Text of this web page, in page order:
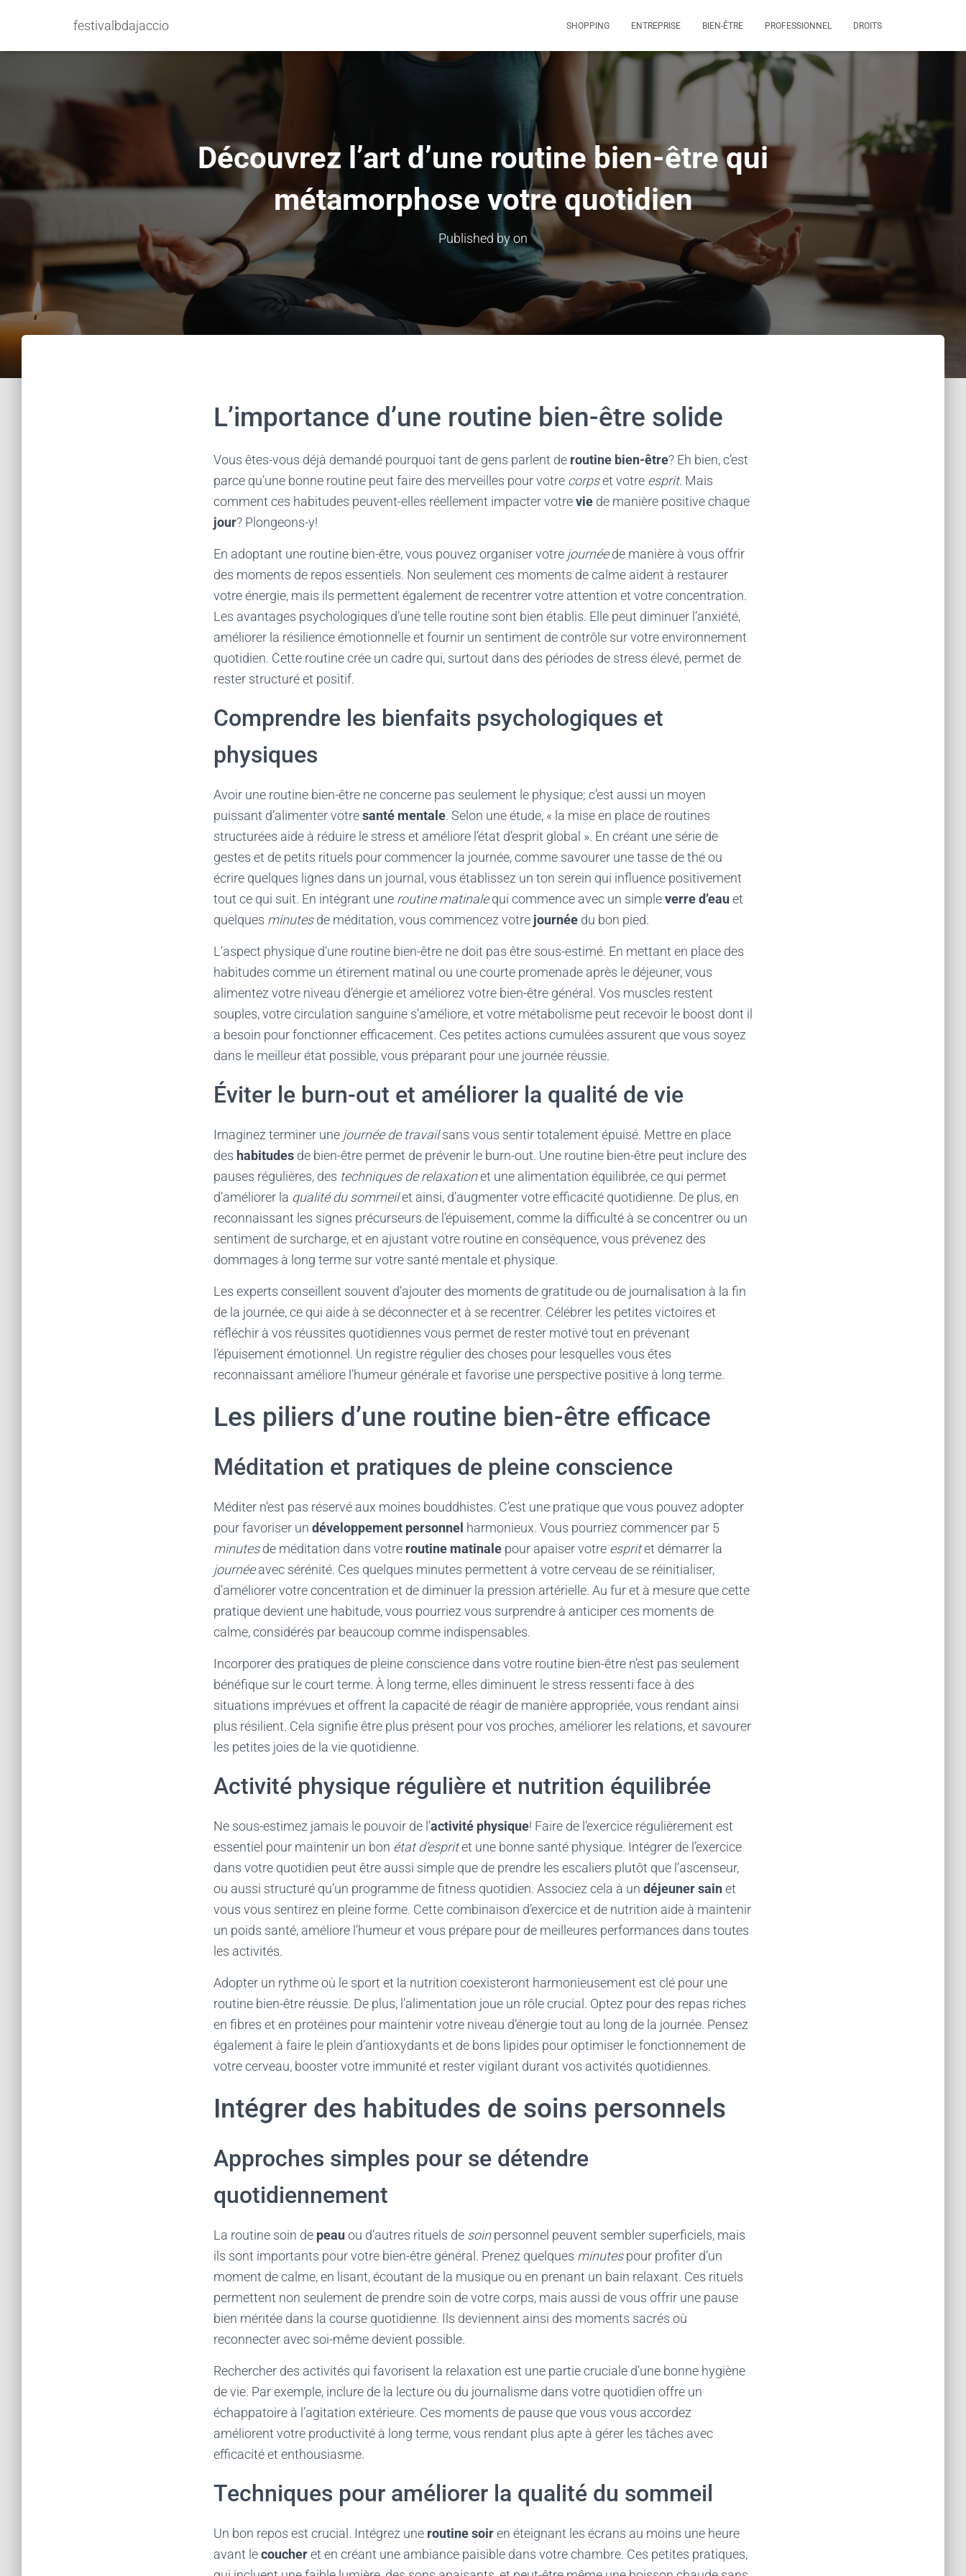
festivalbdajaccio SHOPPING ENTREPRISE BIEN-ÊTRE PROFESSIONNEL DROITS
Découvrez l’art d’une routine bien-être qui
métamorphose votre quotidien
Published byon
L’importance d’une routine bien-être solide
Vous êtes-vous déjà demandé pourquoi tant de gens parlent de routine bien-être? Eh bien, c’est
parce qu’une bonne routine peut faire des merveilles pour votre corpset votre esprit. Mais
comment ces habitudes peuvent-elles réellement impacter votrevie de manière positive chaque
jour? Plongeons-y!
En adoptant une routine bien-être, vous pouvez organiser votre journéede manière à vous offrir
des moments de repos essentiels. Non seulement ces moments de calme aident à restaurer
votre énergie, mais ils permettent également de recentrer votre attention et votre concentration.
Les avantages psychologiques d’une telle routine sont bien établis. Elle peut diminuer l’anxiété,
améliorer la résilience émotionnelle et fournir un sentiment de contrôle sur votre environnement
quotidien. Cette routine crée un cadre qui, surtout dans des périodes de stress élevé, permet de
rester structuré et positif.
Comprendre les bienfaits psychologiques et
physiques
Avoir une routine bien-être ne concerne pas seulement le physique; c’est aussi un moyen
puissant d’alimenter votresanté mentale. Selon une étude, « la mise en place de routines
structurées aide à réduire le stress et améliore l’état d’esprit global ». En créant une série de
gestes et de petits rituels pour commencer la journée, comme savourer une tasse de thé ou
écrire quelques lignes dans un journal, vous établissez un ton serein qui influence positivement
tout ce qui suit. En intégrant une routine matinalequi commence avec un simpleverre d’eauet
quelques minutesde méditation, vous commencez votre journée du bon pied.
L’aspect physique d’une routine bien-être ne doit pas être sous-estimé. En mettant en place des
habitudes comme un étirement matinal ou une courte promenade après le déjeuner, vous
alimentez votre niveau d’énergie et améliorez votre bien-être général. Vos muscles restent
souples, votre circulation sanguine s’améliore, et votre métabolisme peut recevoir le boost dont il
a besoin pour fonctionner efficacement. Ces petites actions cumulées assurent que vous soyez
dans le meilleur état possible, vous préparant pour une journée réussie.
Éviter le burn-out et améliorer la qualité de vie
Imaginez terminer une journée de travailsans vous sentir totalement épuisé. Mettre en place
des habitudes de bien-être permet de prévenir le burn-out. Une routine bien-être peut inclure des
pauses régulières, des techniques de relaxationet une alimentation équilibrée, ce qui permet
d’améliorer la qualité du sommeilet ainsi, d’augmenter votre efficacité quotidienne. De plus, en
reconnaissant les signes précurseurs de l’épuisement, comme la difficulté à se concentrer ou un
sentiment de surcharge, et en ajustant votre routine en conséquence, vous prévenez des
dommages à long terme sur votre santé mentale et physique.
Les experts conseillent souvent d’ajouter des moments de gratitude ou de journalisation à la fin
de la journée, ce qui aide à se déconnecter et à se recentrer. Célébrer les petites victoires et
réfléchir à vos réussites quotidiennes vous permet de rester motivé tout en prévenant
l’épuisement émotionnel. Un registre régulier des choses pour lesquelles vous êtes
reconnaissant améliore l’humeur générale et favorise une perspective positive à long terme.
Les piliers d’une routine bien-être efficace
Méditation et pratiques de pleine conscience
Méditer n’est pas réservé aux moines bouddhistes. C’est une pratique que vous pouvez adopter
pour favoriser un développement personnel harmonieux. Vous pourriez commencer par 5
minutesde méditation dans votre routine matinale pour apaiser votre espritet démarrer la
journéeavec sérénité. Ces quelques minutes permettent à votre cerveau de se réinitialiser,
d’améliorer votre concentration et de diminuer la pression artérielle. Au fur et à mesure que cette
pratique devient une habitude, vous pourriez vous surprendre à anticiper ces moments de
calme, considérés par beaucoup comme indispensables.
Incorporer des pratiques de pleine conscience dans votre routine bien-être n’est pas seulement
bénéfique sur le court terme. À long terme, elles diminuent le stress ressenti face à des
situations imprévues et offrent la capacité de réagir de manière appropriée, vous rendant ainsi
plus résilient. Cela signifie être plus présent pour vos proches, améliorer les relations, et savourer
les petites joies de la vie quotidienne.
Activité physique régulière et nutrition équilibrée
Ne sous-estimez jamais le pouvoir de l’activité physique! Faire de l’exercice régulièrement est
essentiel pour maintenir un bon état d’espritet une bonne santé physique. Intégrer de l’exercice
dans votre quotidien peut être aussi simple que de prendre les escaliers plutôt que l’ascenseur,
ou aussi structuré qu’un programme de fitness quotidien. Associez cela à un déjeuner sainet
vous vous sentirez en pleine forme. Cette combinaison d’exercice et de nutrition aide à maintenir
un poids santé, améliore l’humeur et vous prépare pour de meilleures performances dans toutes
les activités.
Adopter un rythme où le sport et la nutrition coexisteront harmonieusement est clé pour une
routine bien-être réussie. De plus, l’alimentation joue un rôle crucial. Optez pour des repas riches
en fibres et en protéines pour maintenir votre niveau d’énergie tout au long de la journée. Pensez
également à faire le plein d’antioxydants et de bons lipides pour optimiser le fonctionnement de
votre cerveau, booster votre immunité et rester vigilant durant vos activités quotidiennes.
Intégrer des habitudes de soins personnels
Approches simples pour se détendre
quotidiennement
La routine soin de peauou d’autres rituels de soinpersonnel peuvent sembler superficiels, mais
ils sont importants pour votre bien-être général. Prenez quelques minutespour profiter d’un
moment de calme, en lisant, écoutant de la musique ou en prenant un bain relaxant. Ces rituels
permettent non seulement de prendre soin de votre corps, mais aussi de vous offrir une pause
bien méritée dans la course quotidienne. Ils deviennent ainsi des moments sacrés où
reconnecter avec soi-même devient possible.
Rechercher des activités qui favorisent la relaxation est une partie cruciale d’une bonne hygiène
de vie. Par exemple, inclure de la lecture ou du journalisme dans votre quotidien offre un
échappatoire à l’agitation extérieure. Ces moments de pause que vous vous accordez
améliorent votre productivité à long terme, vous rendant plus apte à gérer les tâches avec
efficacité et enthousiasme.
Techniques pour améliorer la qualité du sommeil
Un bon repos est crucial. Intégrez une routine soiren éteignant les écrans au moins une heure
avant lecoucheret en créant une ambiance paisible dans votre chambre. Ces petites pratiques,